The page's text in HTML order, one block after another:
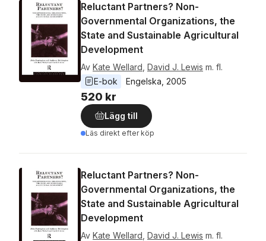
Reluctant Partners? Non-
Governmental Organizations, the
State and Sustainable Agricultural
Development
Av Kate Wellard David J. Lewis m. fl.
E-bok
Engelska 2005
520 kr
Lägg till
Läs direkt efter köp
Reluctant Partners? Non-
Governmental Organizations, the
State and Sustainable Agricultural
Development
Av Kate Wellard David J. Lewis m. fl.